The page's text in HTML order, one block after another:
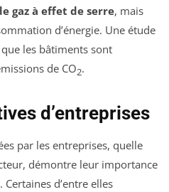
gaz à effet de serre, mais
d’énergie. Une étude
les bâtiments sont
de CO2.
d’entreprises
par les entreprises, quelle
démontre leur importance
d’entre elles